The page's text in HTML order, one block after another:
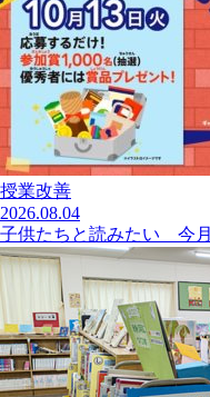
授業改善
2026.08.04
子供たちと読みたい 今